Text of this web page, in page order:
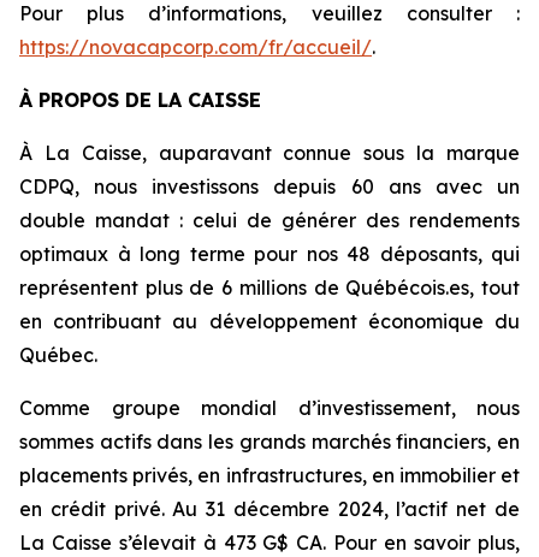
Pour plus d’informations, veuillez consulter :
https://novacapcorp.com/fr/accueil/.
À PROPOS DE LA CAISSE
À La Caisse, auparavant connue sous la marque
CDPQ, nous investissons depuis 60 ans avec un
double mandat : celui de générer des rendements
optimaux à long terme pour nos 48 déposants, qui
représentent plus de 6 millions de Québécois.es, tout
en contribuant au développement économique du
Québec.
Comme groupe mondial d’investissement, nous
sommes actifs dans les grands marchés financiers, en
placements privés, en infrastructures, en immobilier et
en crédit privé. Au 31 décembre 2024, l’actif net de
La Caisse s’élevait à 473 G$ CA. Pour en savoir plus,